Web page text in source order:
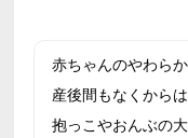
赤ちゃんのやわら
産後間もなくから
抱っこやおんぶの